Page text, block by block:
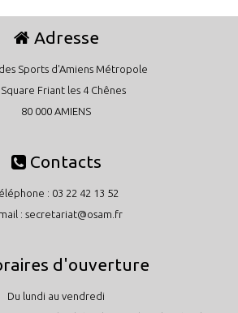
Adresse
Sports d'Amiens Métropole
Square Friant les 4 Chênes
80 000 AMIENS
Contacts
: 03 22 42 13 52
: secretariat@osam.fr
d'ouverture
Du lundi au vendredi